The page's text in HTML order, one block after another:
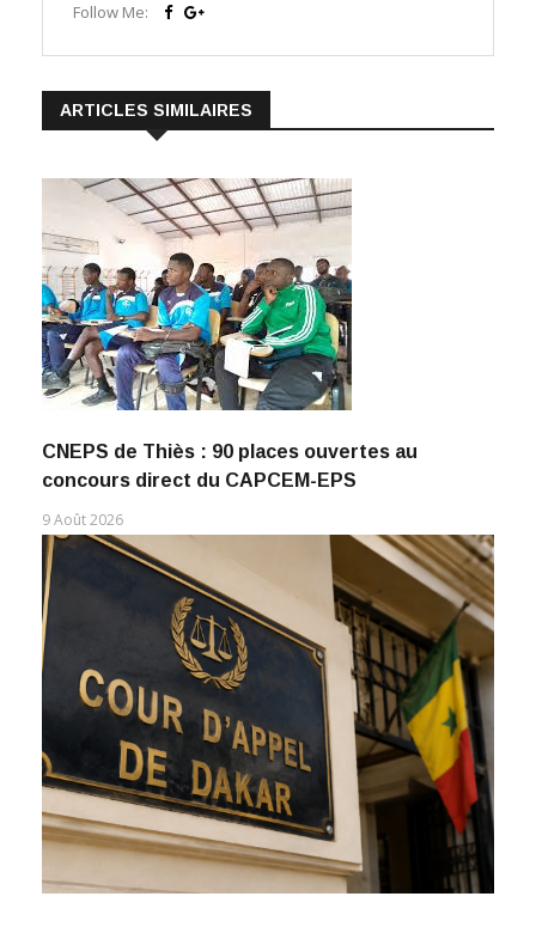
Follow Me:
ARTICLES SIMILAIRES
CNEPS de Thiès : 90 places ouvertes au
concours direct du CAPCEM-EPS
9 Août 2026